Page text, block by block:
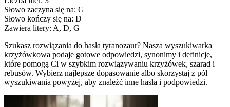
Słowo zaczyna się na: G
Słowo kończy się na: D
Zawiera litery: A, D, G
Szukasz rozwiązania do hasła tyranozaur? Nasza wyszukiwarka
krzyżówkowa podaje gotowe odpowiedzi, synonimy i definicje,
które pomogą Ci w szybkim rozwiązywaniu krzyżówek, szarad i
rebusów. Wybierz najlepsze dopasowanie albo skorzystaj z pól
wyszukiwania powyżej, aby znaleźć inne hasła i podpowiedzi.